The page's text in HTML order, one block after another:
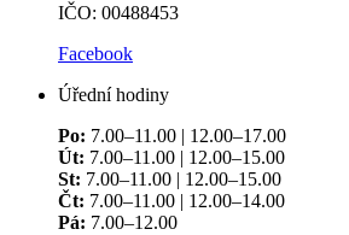
IČO: 00488453
Facebook
Úřední hodiny
Po: 7.00–11.00 | 12.00–17.00
Út: 7.00–11.00 | 12.00–15.00
St: 7.00–11.00 | 12.00–15.00
Čt: 7.00–11.00 | 12.00–14.00
Pá: 7.00–12.00